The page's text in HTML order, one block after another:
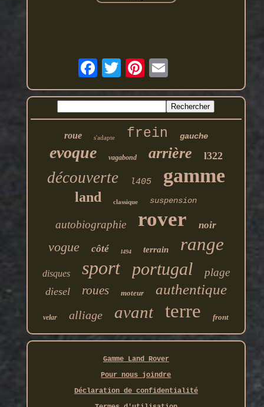
roue s'adapte frein gauche
evoque vagabond arrière l322
découverte l405 gamme
land classique suspension
autobiographie rover noir
vogue côté l494 terrain range
disques sport portugal plage
diesel roues moteur authentique
velar alliage avant terre front
Gamme Land Rover
Pour nous joindre
Déclaration de confidentialité